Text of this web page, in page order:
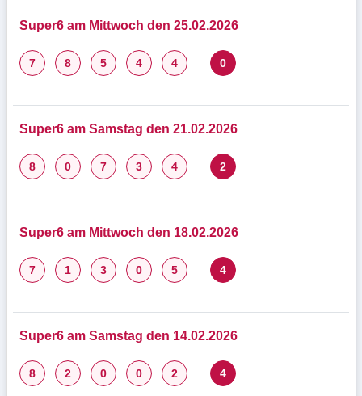
Super6 am Mittwoch den 25.02.2026
7 8 5 4 4 0
Super6 am Samstag den 21.02.2026
8 0 7 3 4 2
Super6 am Mittwoch den 18.02.2026
7 1 3 0 5 4
Super6 am Samstag den 14.02.2026
8 2 0 0 2 4